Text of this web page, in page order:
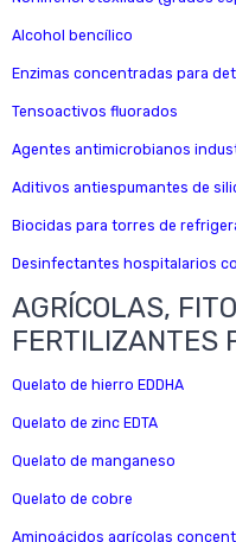
Alcohol bencílico
Enzimas concentradas para
Tensoactivos fluorados
Agentes antimicrobianos
Aditivos antiespumantes de
Biocidas para torres de
Desinfectantes hospitalarios
AGRÍCOLAS,
FERTILIZANTES
Quelato de hierro EDDHA
Quelato de zinc EDTA
Quelato de manganeso
Quelato de cobre
Aminoácidos agrícolas